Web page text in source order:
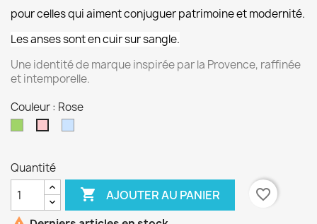
pour celles qui aiment conjuguer patrimoine et modernité.
Les anses sont en cuir sur sangle.
Une identité de marque inspirée par la Provence, raffinée
et intemporelle.
Couleur : Rose
Quantité
 AJOUTER AU PANIER
favorite_border